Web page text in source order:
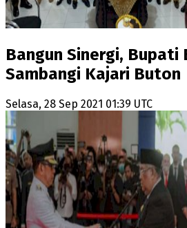
Bangun Sinergi,
Sambangi Kajari Buton
Selasa, 28 Sep 2021 01:39 UTC